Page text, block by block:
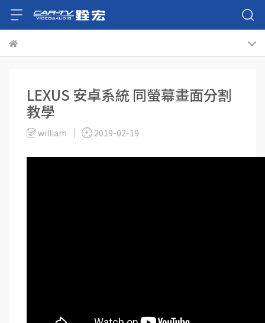
LEXUS 安卓系統 同螢幕畫面分割
教學
william 2019-02-19